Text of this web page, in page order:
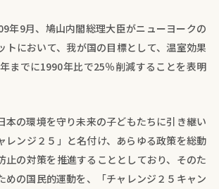
年9月、鳩山内閣総理大臣がニューヨークの
トにおいて、我が国の目標として、温室効果
までに1990年比で25％削減することを表明
本の環境を守り未来の子どもたちに引き継い
レンジ２５」と名付け、あらゆる政策を総動
止の対策を推進することとしており、そのた
めの国民的運動を、「チャレンジ２５キャン